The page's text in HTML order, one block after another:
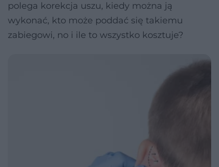
polega korekcja uszu, kiedy można ją
wykonać, kto może poddać się takiemu
zabiegowi, no i ile to wszystko kosztuje?